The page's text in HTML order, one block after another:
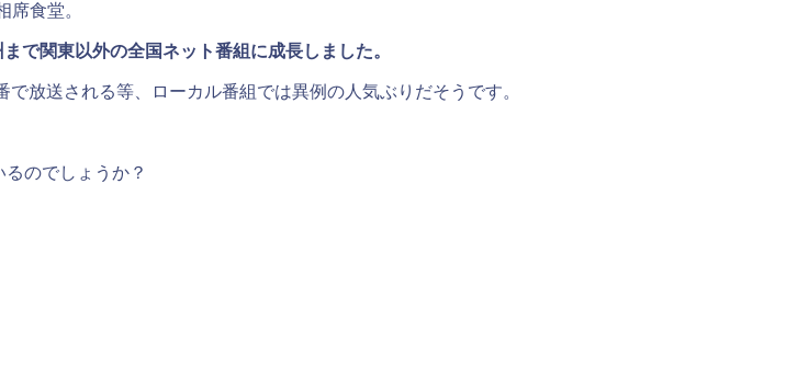
食堂。
で関東以外の全国ネット番組に成長しました。
放送される等、ローカル番組では異例の人気ぶりだそうです。
のでしょうか？